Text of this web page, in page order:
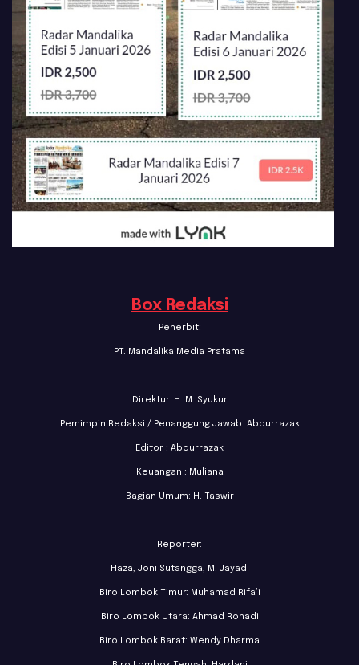
Box Redaksi
Penerbit:
PT. Mandalika Media Pratama
Direktur: H. M. Syukur
Pemimpin Redaksi / Penanggung Jawab: Abdurrazak
Editor : Abdurrazak
Keuangan : Muliana
Bagian Umum: H. Taswir
Reporter:
Haza, Joni Sutangga, M. Jayadi
Biro Lombok Timur: Muhamad Rifa’i
Biro Lombok Utara: Ahmad Rohadi
Biro Lombok Barat: Wendy Dharma